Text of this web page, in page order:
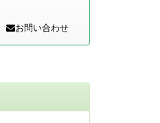
お問い合わせ